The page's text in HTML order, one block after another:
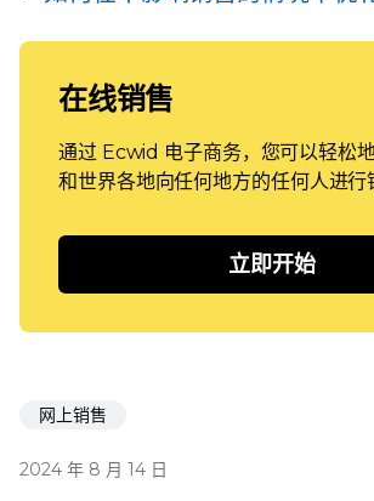
在线销售
通过 Ecwid 电子商务，您可以轻松
和世界各地向任何地方的任何人进行
立即开始
网上销售
2024 年 8 月 14 日